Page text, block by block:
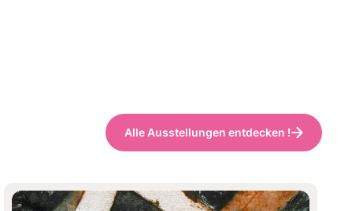
Alle Ausstellungen entdecken !